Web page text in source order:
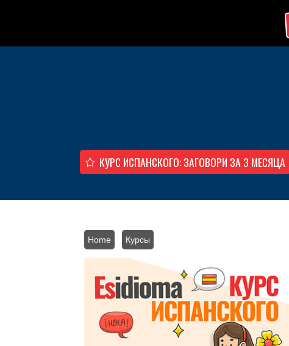
КУРС ИСПАНСКОГО: ЗАГОВОРИ ЗА 3 МЕСЯЦА
Home Курсы